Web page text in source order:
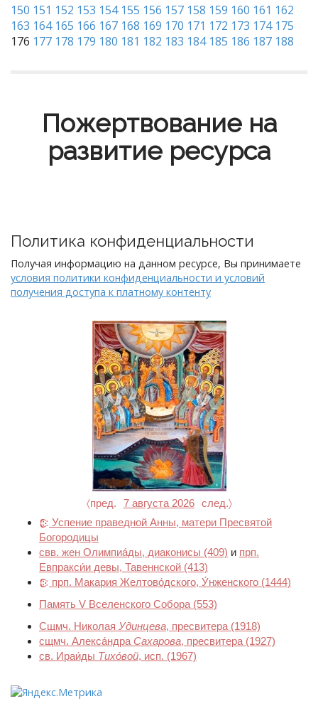
150 151 152 153 154 155 156 157 158 159 160 161 162
163 164 165 166 167 168 169 170 171 172 173 174 175
176 177 178 179 180 181 182 183 184 185 186 187 188
Пожертвование на
развитие ресурса
Политика конфиденциальности
Получая информацию на данном ресурсе, Вы принимаете
условия политики конфиденциальности и условий
получения доступа к платному контенту
〈пред. 7 августа 2026
след.〉
Успение праведной Анны, матери Пресвятой
Богородицы
свв. жен Олимпиа́ды, диаконисы (409) и прп.
Евпракси́и девы, Тавеннской (413)
прп. Макария Желтово́дского, У́нженского (1444)
Память V Вселенского Собора (553)
Сщмч. Николая Удинцева, пресвитера (1918)
сщмч. Алекса́ндра Сахарова, пресвитера (1927)
св. Ираи́ды Тихо́вой, исп. (1967)